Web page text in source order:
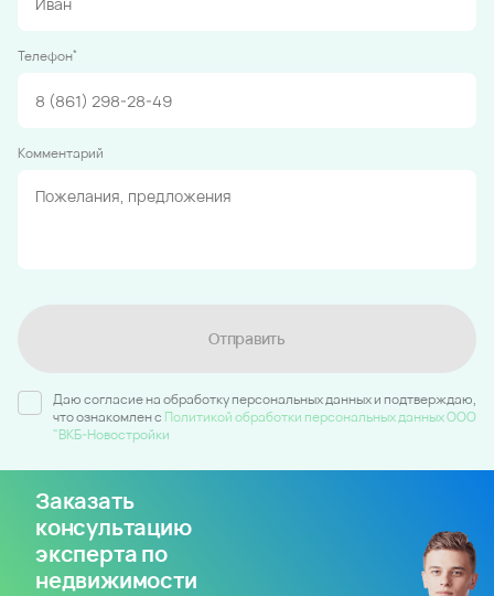
Телефон*
Комментарий
Отправить
Даю согласие на обработку персональных данных и подтверждаю,
что ознакомлен c Политикой обработки персональных данных ООО
"ВКБ-Новостройки
Заказать
консультацию
эксперта по
недвижимости